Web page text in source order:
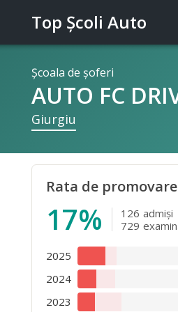
Top Şcoli Auto
Şcoala de şoferi
AUTO FC
Giurgiu
Rata de promovare
17% 126 admişi
729
2025
2024
2023